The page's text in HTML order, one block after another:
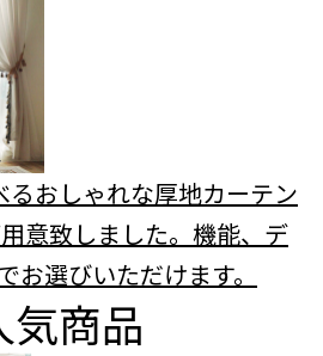
るおしゃれな厚地カーテン
意致しました。機能、デ
お選びいただけます。
気商品